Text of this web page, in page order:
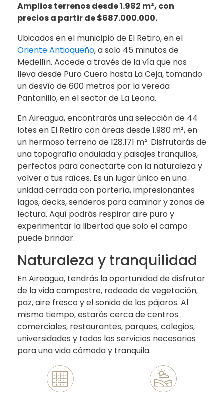
Amplios terrenos desde 1.982 m², con
precios a partir de $687.000.000.
Ubicados en el municipio de El Retiro, en el
Oriente Antioqueño, a solo 45 minutos de
Medellín. Accede a través de la vía que nos
lleva desde Puro Cuero hasta La Ceja, tomando
un desvío de 600 metros por la vereda
Pantanillo, en el sector de La Leona.
En Aireagua, encontrarás una selección de 44
lotes en El Retiro con áreas desde 1.980 m², en
un hermoso terreno de 128.171 m². Disfrutarás de
una topografía ondulada y paisajes tranquilos,
perfectos para conectarte con la naturaleza y
volver a tus raíces. Es un lugar único en una
unidad cerrada con portería, impresionantes
lagos, decks, senderos para caminar y zonas de
lectura. Aquí podrás respirar aire puro y
experimentar la libertad que solo el campo
puede brindar.
Naturaleza y tranquilidad
En Aireagua, tendrás la oportunidad de disfrutar
de la vida campestre, rodeado de vegetación,
paz, aire fresco y el sonido de los pájaros. Al
mismo tiempo, estarás cerca de centros
comerciales, restaurantes, parques, colegios,
universidades y todos los servicios necesarios
para una vida cómoda y tranquila.